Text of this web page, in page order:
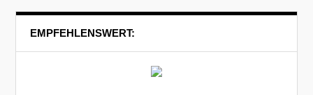
EMPFEHLENSWERT: